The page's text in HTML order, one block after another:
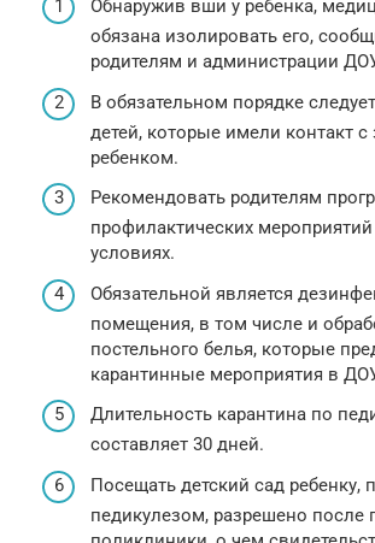
Обнаружив вши у ребенка,
обязана изолировать его,
родителям и администрации
В обязательном порядке
детей, которые имели контакт
ребенком.
Рекомендовать родителям
профилактических
условиях.
Обязательной является
помещения, в том числе и
постельного белья, которые
карантинные мероприятия в
Длительность карантина по
составляет 30 дней.
Посещать детский сад ребенку,
педикулезом, разрешено после